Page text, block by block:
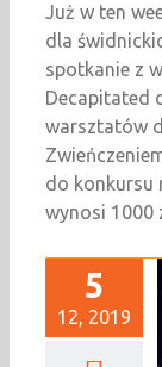
Już w ten
dla
spotkanie z
Decapitated
warsztatów
do konkursu
wynosi 1000
5
12, 2019